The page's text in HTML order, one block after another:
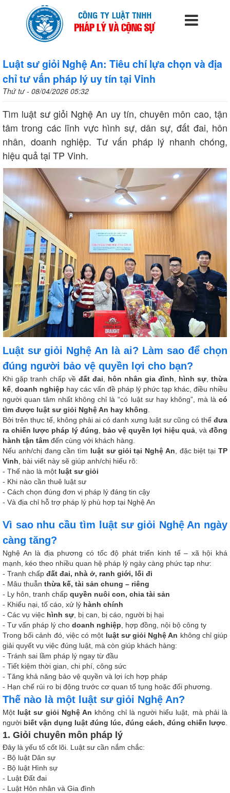
Luật sư giỏi Nghệ An: Tiêu chí lựa chọn và địa
chỉ tư vấn pháp lý uy tín tại Vinh
Thứ tư - 08/04/2026 05:32
Tìm luật sư giỏi Nghệ An uy tín, chuyên môn cao, tận
tâm trong các lĩnh vực hình sự, dân sự, đất đai, hôn
nhân, doanh nghiệp. Tư vấn pháp lý nhanh chóng,
hiệu quả tại TP Vinh.
Luật sư giỏi Nghệ An là ai? Làm sao để chọn
đúng người bảo vệ quyền lợi cho bạn?
Khi gặp tranh chấp về đất đai hôn nhân gia đình hình sự, thừa
kế doanh nghiệp hay các vấn đề pháp lý phức tạp khác, điều nhiều
người quan tâm nhất không chỉ là “có luật sư hay không”, mà là có
tìm được luật sư giỏi Nghệ An hay không
Bởi trên thực tế, không phải ai có danh xưng luật sư cũng có thể đưa
ra chiến lược pháp lý đúng
bảo vệ quyền lợi hiệu quả, vàđồng
hành tận tâm đến cùng với khách hàng.
Nếu anh/chị đang cần tìm luật sư giỏi tại Nghệ An , đặc biệt tạiTP
Vinh , bài viết này sẽ giúp anh/chị hiểu rõ:
- Thế nào là một luật sư giỏi
- Khi nào cần thuê luật sư
- Cách chọn đúng đơn vị pháp lý đáng tin cậy
- Và địa chỉ hỗ trợ pháp lý phù hợp tại Nghệ An
Vì sao nhu cầu tìm luật sư giỏi Nghệ An ngày
càng tăng?
Nghệ An là địa phương có tốc độ phát triển kinh tế – xã hội khá
mạnh, kéo theo nhiều quan hệ pháp lý ngày càng phức tạp như:
- Tranh chấp đất đai, nhà ở, ranh giới, lối đi
- Mâu thuẫn thừa kế, tài sản chung – riêng
- Ly hôn, tranh chấp quyền nuôi con, chia tài sản
- Khiếu nại, tố cáo, xử lý hành chính
- Các vụ việc hình sự, bị can, bị cáo, người bị hại
- Tư vấn pháp lý cho doanh nghiệp , hợp đồng, nội bộ công ty
Trong bối cảnh đó, việc có một luật sư giỏi Nghệ An không chỉ giúp
giải quyết vụ việc đúng luật, mà còn giúp khách hàng:
- Tránh sai lầm pháp lý ngay từ đầu
- Tiết kiệm thời gian, chi phí, công sức
- Tăng khả năng bảo vệ quyền và lợi ích hợp pháp
- Hạn chế rủi ro bị động trước cơ quan tố tụng hoặc đối phương.
Thế nào là một luật sư giỏi Nghệ An?
Một luật sư giỏi Nghệ An không chỉ là người hiểu luật, mà phải là
người biết vận dụng luật đúng lúc, đúng cách, đúng chiến lược
1. Giỏi chuyên môn pháp lý
Đây là yếu tố cốt lõi. Luật sư cần nắm chắc:
- Bộ luật Dân sự
- Bộ luật Hình sự
- Luật Đất đai
- Luật Hôn nhân và Gia đình